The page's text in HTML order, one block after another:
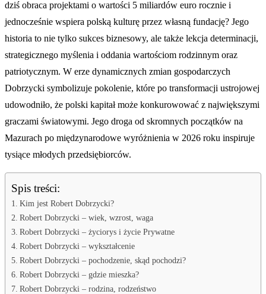
dziś obraca projektami o wartości 5 miliardów euro rocznie i
jednocześnie wspiera polską kulturę przez własną fundację? Jego
historia to nie tylko sukces biznesowy, ale także lekcja determinacji,
strategicznego myślenia i oddania wartościom rodzinnym oraz
patriotycznym. W erze dynamicznych zmian gospodarczych
Dobrzycki symbolizuje pokolenie, które po transformacji ustrojowej
udowodniło, że polski kapitał może konkurowować z największymi
graczami światowymi. Jego droga od skromnych początków na
Mazurach po międzynarodowe wyróżnienia w 2026 roku inspiruje
tysiące młodych przedsiębiorców.
Spis treści:
Kim jest Robert Dobrzycki?
Robert Dobrzycki – wiek, wzrost, waga
Robert Dobrzycki – życiorys i życie Prywatne
Robert Dobrzycki – wykształcenie
Robert Dobrzycki – pochodzenie, skąd pochodzi?
Robert Dobrzycki – gdzie mieszka?
Robert Dobrzycki – rodzina, rodzeństwo